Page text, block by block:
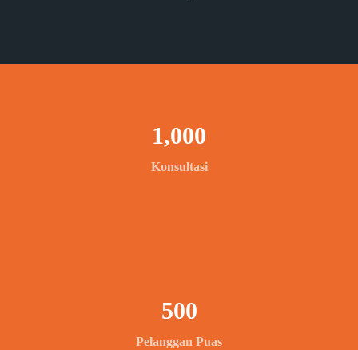
Konsultasi
1,000
Pelanggan Puas
500